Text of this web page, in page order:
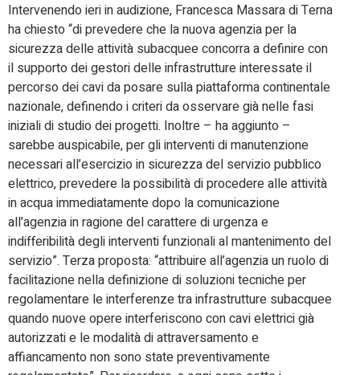
Intervenendo ieri in audizione, Francesca Massara di Terna
ha chiesto “di prevedere che la nuova agenzia per la
sicurezza delle attività subacquee concorra a definire con
il supporto dei gestori delle infrastrutture interessate il
percorso dei cavi da posare sulla piattaforma continentale
nazionale, definendo i criteri da osservare già nelle fasi
iniziali di studio dei progetti. Inoltre – ha aggiunto –
sarebbe auspicabile, per gli interventi di manutenzione
necessari all’esercizio in sicurezza del servizio pubblico
elettrico, prevedere la possibilità di procedere alle attività
in acqua immediatamente dopo la comunicazione
all’agenzia in ragione del carattere di urgenza e
indifferibilità degli interventi funzionali al mantenimento del
servizio”. Terza proposta: “attribuire all’agenzia un ruolo di
facilitazione nella definizione di soluzioni tecniche per
regolamentare le interferenze tra infrastrutture subacquee
quando nuove opere interferiscono con cavi elettrici già
autorizzati e le modalità di attraversamento e
affiancamento non sono state preventivamente